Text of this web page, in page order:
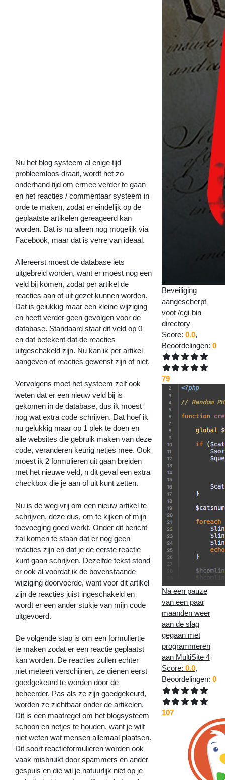
Waarom
loopt
anders
website?>>
Nu het blog systeem al enige tijd
probleemloos draait, wordt het zo
onderhand tijd om ermee verder te gaan
en het reacties / commentaar systeem in
orde te maken, zodat er eindelijk op de
geplaatste artikelen gereageerd kan
worden. Dat is nu alleen nog mogelijk via
Facebook, maar dat is verre van ideaal.
Allereerst moest de database iets
uitgebreid worden, want er moest nog een
veld bij komen, zodat per artikel de
reacties aan of uit gezet kunnen worden.
Dat is gelukkig maar een kleine wijziging
en heeft verder geen gevolgen voor de
database. Standaard staat dit veld op 0
en dat betekent dat de reacties
uitgeschakeld zijn. Nu kan ik per artikel
aangeven of reacties gewenst zijn of niet.
Vervolgens moet het systeem zelf ook
weten dat er een nieuw veld bij is
gekomen in de database, dus ik moest
nog wat extra code schrijven. Dat hoef ik
nu gelukkig maar op 1 plek te doen en
alle websites die gebruik maken van deze
code, veranderen keurig netjes mee. Ook
moest ik 2 formulieren uit gaan breiden
met het nieuwe veld, n dit geval een extra
checkbox die je aan of uit kunt zetten.
Nu is de weg vrij om een nieuw artikel te
schrijven, deze dus, om te kijken of mijn
toevoeging goed werkt. Onder dit bericht
zal komen te staan dat er nog geen
reacties zijn en dat je de eerste reactie
kunt gaan schrijven. Dezelfde tekst stond
er ook al voordat ik de bovenstaande
wijziging doorvoerde, want voor dit artikel
zijn de reacties juist ingeschakeld en
wordt er een ander stukje van mijn code
uitgevoerd.
De volgende stap is om een formuliertje
te maken zodat er een reactie geplaatst
kan worden. De reacties zullen echter
niet meteen verschijnen, ze dienen eerst
goedgekeurd te worden door de
beheerder. Pas als ze zijn goedgekeurd,
worden ze zichtbaar onder de artikelen.
Dit is een maatregel om het blogsysteem
schoon en netjes te houden, want je wilt
niet weten wat mensen allemaal plaatsen.
Dit soort reactieformulieren worden ook
vaak misbruikt door spammers en ander
gespuis en die wil je natuurlijk niet op je
Beveiliging
aangescherpt
voot /cgi-bin
directory
Score: 0.0,
Beoordelingen: 0
79
Na een pauze
van een paar
maanden weer
aan de slag
gegaan met
programmeren
aan MultiSite 4
Score: 0.0,
Beoordelingen: 0
107